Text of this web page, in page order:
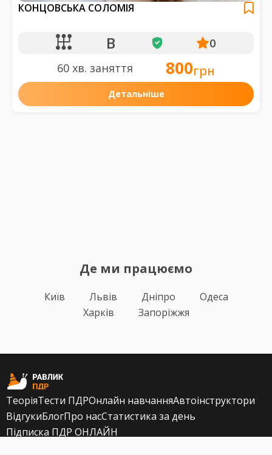
КОНЦОВСЬКА СОЛОМІЯ
B
0
60 хв. заняття
800грн
Детальніше
Де ми працюємо
Київ Львів Дніпро
Одеса
Харків
Запоріжжя
ТеоріяТести ПДРОнлайн навчанняАвтоінструктори
ВідгукиБлогПро насСтатистика за день
Підписка ПДР ОНЛАЙН